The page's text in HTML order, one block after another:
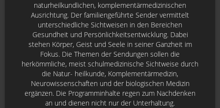
naturheilkundlichen, komplementärmedizinischen
Ausrichtung. Der familiengeführte Sender vermittelt
unterschiedliche Sichtweisen in den Bereichen
Gesundheit und Persönlichkeitsentwicklung. Dabei
stehen Körper, Geist und Seele in seiner Ganzheit im
Fokus. Die Themen der Sendungen sollen die
herkömmliche, meist schulmedizinische Sichtweise durch
die Natur- heilkunde, Komplementärmedizin,
Neurowissenschaften und der biologischen Medizin
ergänzen. Die Programminhalte regen zum Nachdenken
an und dienen nicht nur der Unterhaltung.